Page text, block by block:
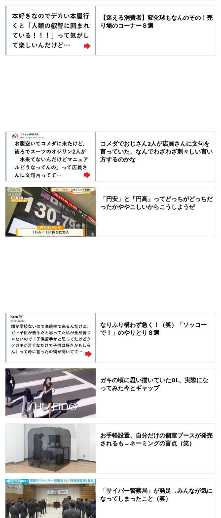
【迷える消費者】変化球もなんのその！売
り場のコーナー８選
コメダでおじさん2人が店員さんに文句を
言っていた、なんでわざわざ刺々しい言い
方するのかな
「円安」と「円高」ってどっちがどっちだ
ったかややこしいからこうしようぜ
なりふり構わず急く！（笑）「ソッコー
で！」のやりとり８選
ガキの頃に思い描いていたOL、実際にな
ってみた今とギャップ
お手軽設置、自分だけの個室ブースが発売
されるも→ネーミングの盲点（笑）
「サイバー警察局」が発足→みんなが気に
なってしまったこと（笑）